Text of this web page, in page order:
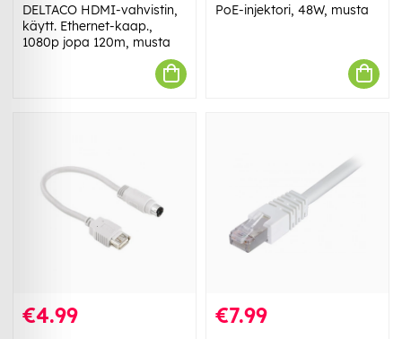
DELTACO HDMI-vahvistin,
käytt. Ethernet-kaap.,
1080p jopa 120m, musta
PoE-injektori, 48W, musta
€4.99 €7.99